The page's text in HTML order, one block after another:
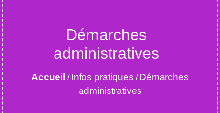
Démarches
administratives
Accueil / Infos pratiques / Démarches
administratives